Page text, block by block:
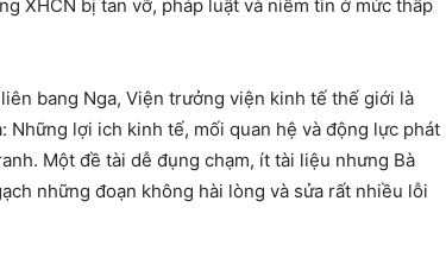
XHCN bị tan vỡ, pháp luật và niềm tin ở mức thấp
bang Nga, Viện trưởng viện kinh tế thế giới là
lợi ich kinh tế, mối quan hệ và động lực phát
Một đề tài dễ đụng chạm, ít tài liệu nhưng Bà
những đoạn không hài lòng và sửa rất nhiều lỗi